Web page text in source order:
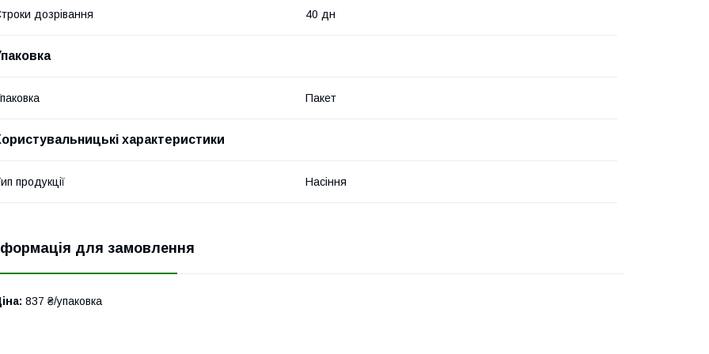
дозрівання 40 дн
Пакет
характеристики
продукції Насіння
для замовлення
837 ₴/упаковка